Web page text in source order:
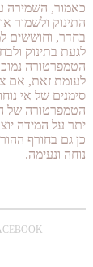
כאמור, השמירה
התינוק ולשמור
בחדר, וחוששים
לגעת בתינוק
הטמפרטורה
לעומת זאת, אם
סימנים של אי
הטמפרטורה של
יתר על המידה
כן גם בחורף
נוחה ונעימה.